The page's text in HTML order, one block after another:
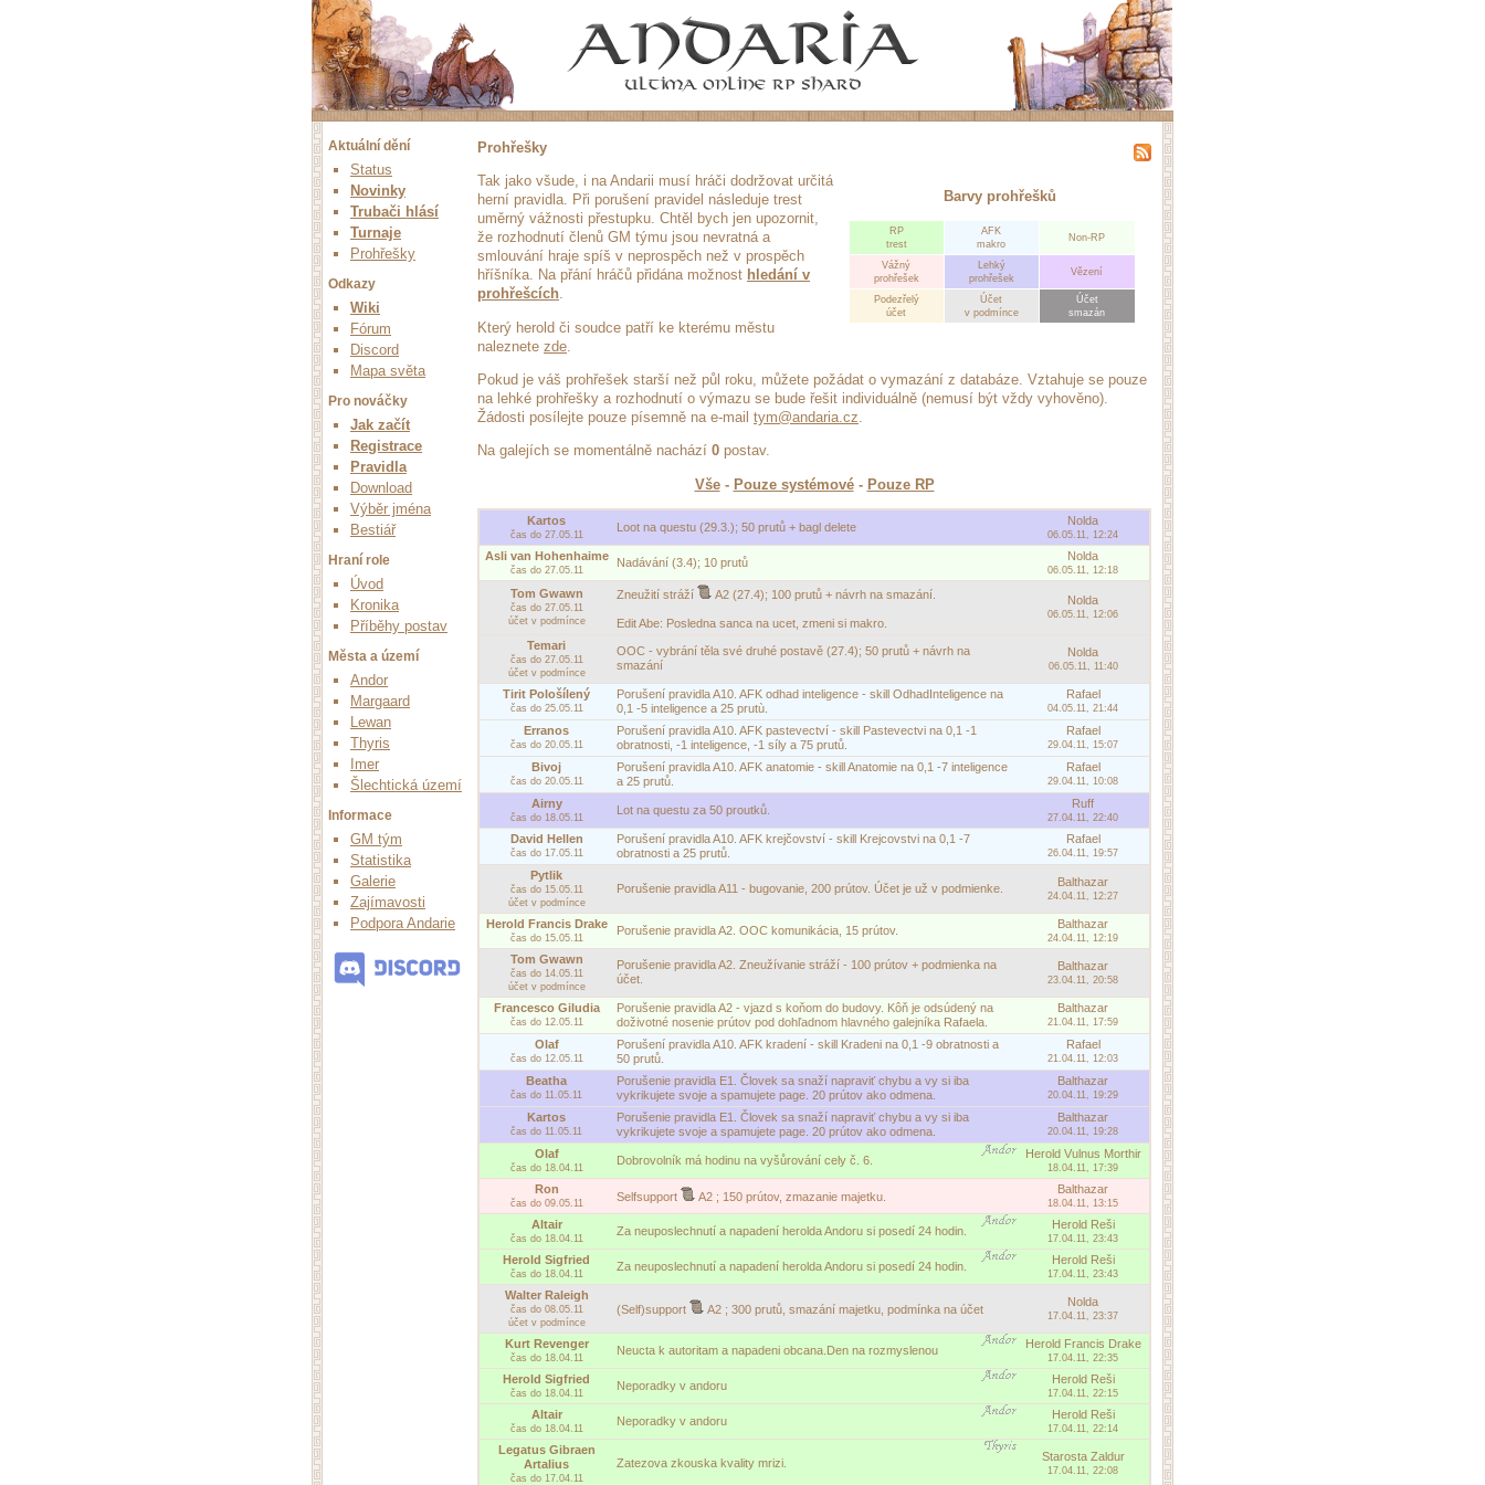
Aktuální dění
Status
Novinky
Trubači hlásí
Turnaje
Prohřešky
Odkazy
Wiki
Fórum
Discord
Mapa světa
Pro nováčky
Jak začít
Registrace
Pravidla
Download
Výběr jména
Bestiář
Hraní role
Úvod
Kronika
Příběhy postav
Města a území
Andor
Margaard
Lewan
Thyris
Imer
Šlechtická území
Informace
GM tým
Statistika
Galerie
Zajímavosti
Podpora Andarie
Prohřešky
Barvy prohřešků
RP
trest
AFK
makro
Non-RP
Vážný
prohřešek
Lehký
prohřešek
Vězení
Podezřelý
účet
Účet
v podmínce
Účet
smazán
Tak jako všude, i na Andarii musí hráči dodržovat určitá
herní pravidla. Při porušení pravidel následuje trest
uměrný vážnosti přestupku. Chtěl bych jen upozornit,
že rozhodnutí členů GM týmu jsou nevratná a
smlouvání hraje spíš v neprospěch než v prospěch
hříšníka. Na přání hráčů přidána možnost hledání v
prohřešcích.
Který herold či soudce patří ke kterému městu
naleznete zde
Pokud je váš prohřešek starší než půl roku, můžete požádat o vymazání z databáze. Vztahuje se pouze
na lehké prohřešky a rozhodnutí o výmazu se bude řešit individuálně (nemusí být vždy vyhověno).
Žádosti posílejte pouze písemně na e-mail tym@andaria.cz
Na galejích se momentálně nachází 0 postav.
Vše- Pouze systémové- Pouze RP
Kartos
čas do 27.05.11
Loot na questu (29.3.); 50 prutů + bagl delete Nolda
06.05.11, 12:24
Asli van Hohenhaime
čas do 27.05.11
Nadávání (3.4); 10 prutů Nolda
06.05.11, 12:18
Tom Gwawn
čas do 27.05.11
účet v podmínce
Zneužití stráží A2 (27.4); 100 prutů + návrh na smazání.
Edit Abe: Posledna sanca na ucet, zmeni si makro.
Nolda
06.05.11, 12:06
Temari
čas do 27.05.11
účet v podmínce
OOC - vybrání těla své druhé postavě (27.4); 50 prutů + návrh na
smazání
Nolda
06.05.11, 11:40
Tirit Pološílený
čas do 25.05.11
Porušení pravidla A10. AFK odhad inteligence - skill OdhadInteligence na
0,1 -5 inteligence a 25 prutù.
Rafael
04.05.11, 21:44
Erranos
čas do 20.05.11
Porušení pravidla A10. AFK pastevectví - skill Pastevectvi na 0,1 -1
obratnosti, -1 inteligence, -1 síly a 75 prutů.
Rafael
29.04.11, 15:07
Bivoj
čas do 20.05.11
Porušení pravidla A10. AFK anatomie - skill Anatomie na 0,1 -7 inteligence
a 25 prutů.
Rafael
29.04.11, 10:08
Airny
čas do 18.05.11
Lot na questu za 50 proutků. Ruff
27.04.11, 22:40
David Hellen
čas do 17.05.11
Porušení pravidla A10. AFK krejčovství - skill Krejcovstvi na 0,1 -7
obratnosti a 25 prutů.
Rafael
26.04.11, 19:57
Pytlik
čas do 15.05.11
účet v podmínce
Porušenie pravidla A11 - bugovanie, 200 prútov. Účet je už v podmienke. Balthazar
24.04.11, 12:27
Herold Francis Drake
čas do 15.05.11
Porušenie pravidla A2. OOC komunikácia, 15 prútov. Balthazar
24.04.11, 12:19
Tom Gwawn
čas do 14.05.11
účet v podmínce
Porušenie pravidla A2. Zneužívanie stráží - 100 prútov + podmienka na
účet.
Balthazar
23.04.11, 20:58
Francesco Giludia
čas do 12.05.11
Porušenie pravidla A2 - vjazd s koňom do budovy. Kôň je odsúdený na
doživotné nosenie prútov pod dohľadnom hlavného galejníka Rafaela.
Balthazar
21.04.11, 17:59
Olaf
čas do 12.05.11
Porušení pravidla A10. AFK kradení - skill Kradeni na 0,1 -9 obratnosti a
50 prutů.
Rafael
21.04.11, 12:03
Beatha
čas do 11.05.11
Porušenie pravidla E1. Človek sa snaží napraviť chybu a vy si iba
vykrikujete svoje a spamujete page. 20 prútov ako odmena.
Balthazar
20.04.11, 19:29
Kartos
čas do 11.05.11
Porušenie pravidla E1. Človek sa snaží napraviť chybu a vy si iba
vykrikujete svoje a spamujete page. 20 prútov ako odmena.
Balthazar
20.04.11, 19:28
Olaf
čas do 18.04.11
Dobrovolník má hodinu na vyšůrování cely č. 6. Herold Vulnus Morthir
18.04.11, 17:39
Ron
čas do 09.05.11 Selfsupport A2 ; 150 prútov, zmazanie majetku.
Balthazar
18.04.11, 13:15
Altair
čas do 18.04.11
Za neuposlechnutí a napadení herolda Andoru si posedí 24 hodin. Herold Reši
17.04.11, 23:43
Herold Sigfried
čas do 18.04.11
Za neuposlechnutí a napadení herolda Andoru si posedí 24 hodin. Herold Reši
17.04.11, 23:43
Walter Raleigh
čas do 08.05.11
účet v podmínce
(Self)support A2 ; 300 prutů, smazání majetku, podmínka na účet
Nolda
17.04.11, 23:37
Kurt Revenger
čas do 18.04.11
Neucta k autoritam a napadeni obcana.Den na rozmyslenou Herold Francis Drake
17.04.11, 22:35
Herold Sigfried
čas do 18.04.11
Neporadky v andoru Herold Reši
17.04.11, 22:15
Altair
čas do 18.04.11
Neporadky v andoru Herold Reši
17.04.11, 22:14
Legatus Gibraen
Artalius
čas do 17.04.11
Zatezova zkouska kvality mrizi. Starosta Zaldur
17.04.11, 22:08